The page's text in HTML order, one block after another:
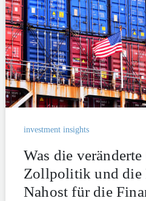
investment insights
Was die
Zollpolitik und die
Nahost für die